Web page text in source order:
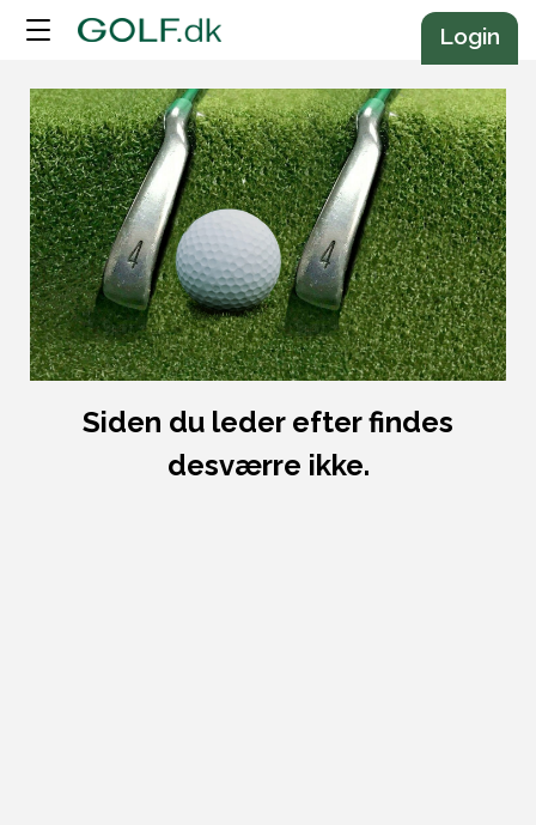
Annonce
Login
Siden du leder efter findes
desværre ikke.